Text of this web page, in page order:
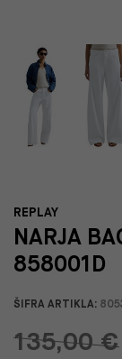
REPLAY
NARJA
858001D
ŠIFRA ARTIKLA:
135,00 €